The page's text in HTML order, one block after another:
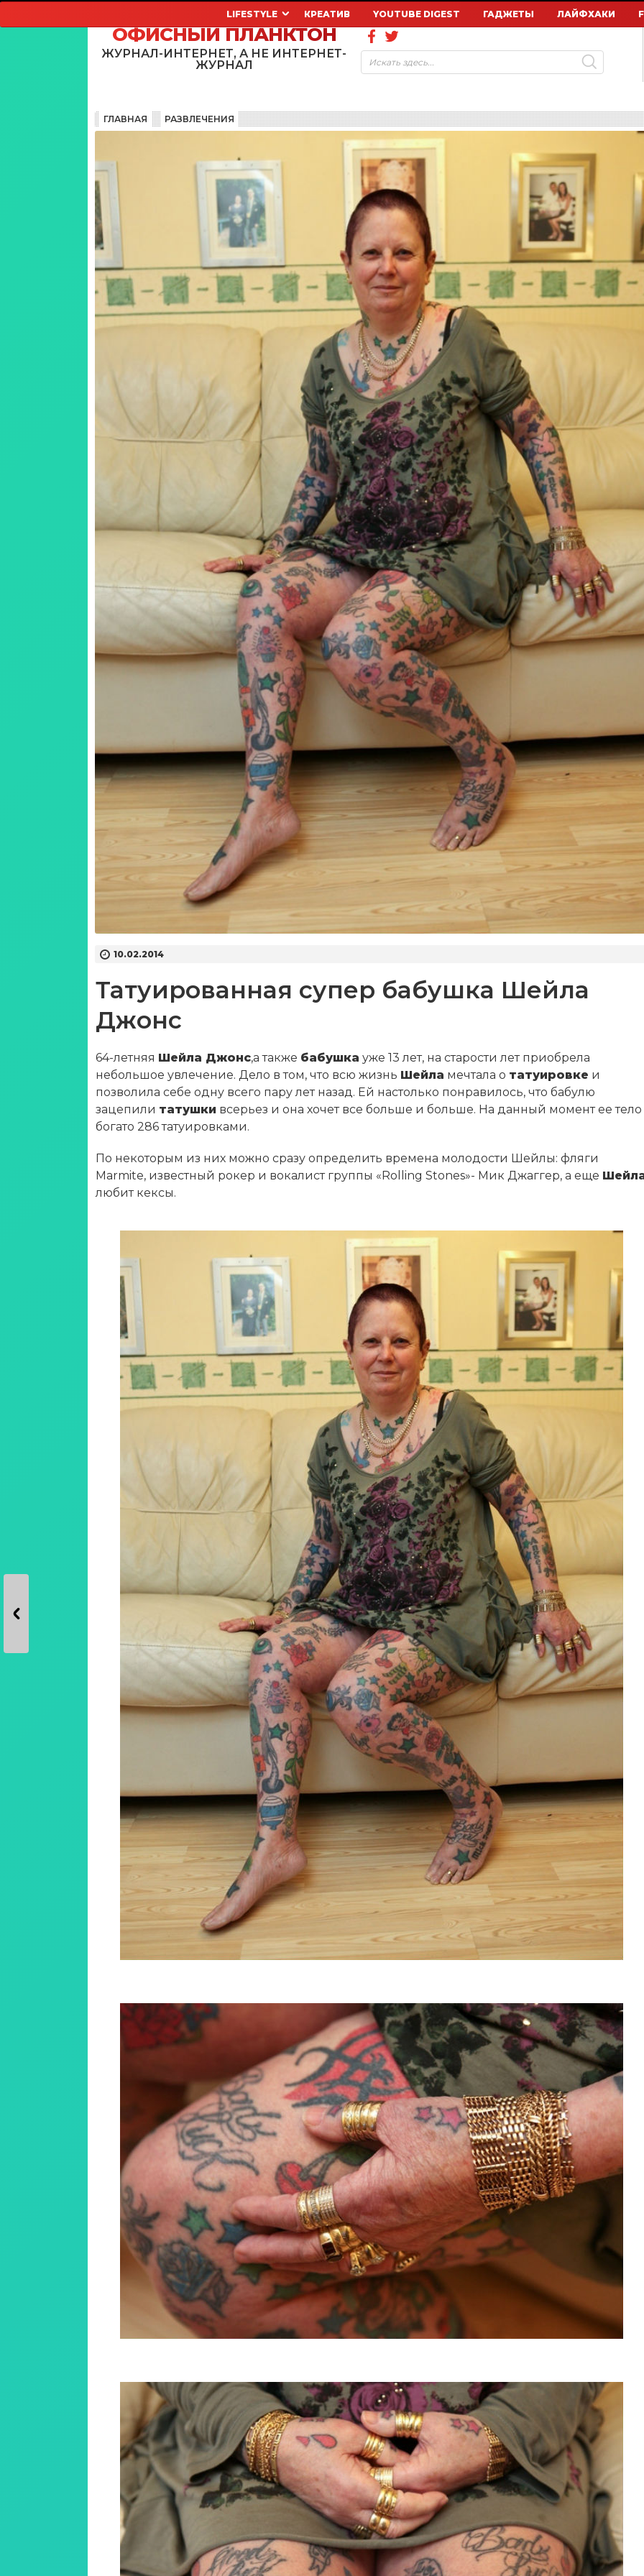
ОФИСНЫЙ ПЛАНКТОН
ЖУРНАЛ-ИНТЕРНЕТ, А НЕ ИНТЕРНЕТ-
ЖУРНАЛ
LIFESTYLE КРЕАТИВ YOUTUBE DIGEST ГАДЖЕТЫ ЛАЙФХАКИ
ГЛАВНАЯ РАЗВЛЕЧЕНИЯ
10.02.2014
Татуированная супер бабушка Шейла
Джонс
64-летняя Шейла Джонс,а также бабушка уже 13 лет, на старости лет приобрела
небольшое увлечение. Дело в том, что всю жизнь Шейла мечтала о татуировке и
позволила себе одну всего пару лет назад. Ей настолько понравилось, что бабулю
зацепили татушки всерьез и она хочет все больше и больше. На данный момент ее тело
богато 286 татуировками.
По некоторым из них можно сразу определить времена молодости Шейлы: фляги
Marmite, известный рокер и вокалист группы «Rolling Stones»- Мик Джаггер, а еще
любит кексы.